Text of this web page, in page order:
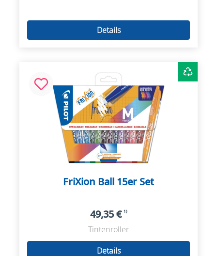
Details
FriXion Ball 15er Set
49,35 € 1)
Tintenroller
Details